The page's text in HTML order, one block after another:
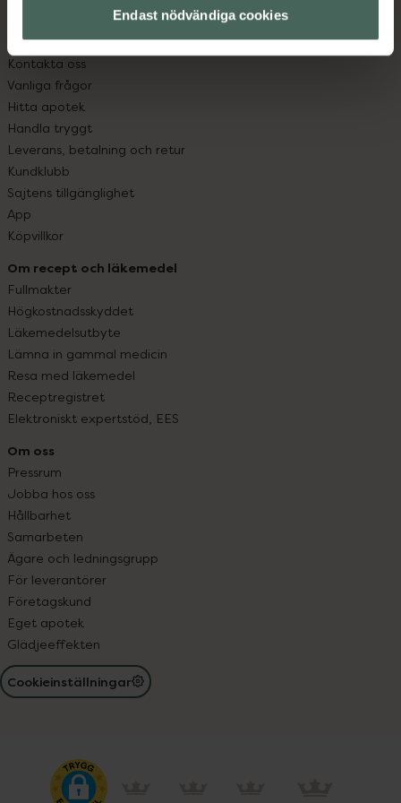
Endast nödvändiga cookies
Kundservice
Kontakta oss
Vanliga frågor
Hitta apotek
Handla tryggt
Leverans, betalning och retur
Kundklubb
Sajtens tillgänglighet
App
Köpvillkor
Om recept och läkemedel
Fullmakter
Högkostnadsskyddet
Läkemedelsutbyte
Lämna in gammal medicin
Resa med läkemedel
Receptregistret
Elektroniskt expertstöd, EES
Om oss
Pressrum
Jobba hos oss
Hållbarhet
Samarbeten
Ägare och ledningsgrupp
För leverantörer
Företagskund
Eget apotek
Glädjeeffekten
Cookieinställningar